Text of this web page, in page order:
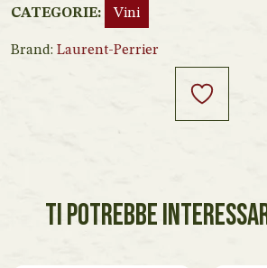
CATEGORIE: Vini
Brand: Laurent-Perrier
TI POTREBBE